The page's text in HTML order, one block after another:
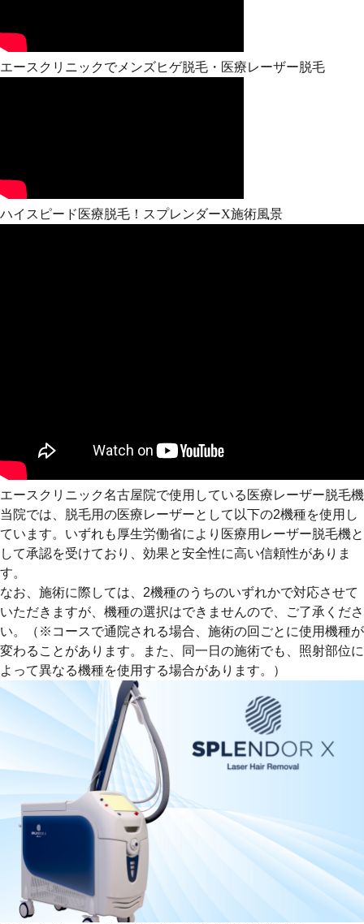
エースクリニックでメンズヒゲ脱毛・医療レーザー脱毛
ハイスピード医療脱毛！スプレンダーX施術風景
エースクリニック名古屋院で使用している医療レーザー脱毛機
当院では、脱毛用の医療レーザーとして以下の2機種を使用し
ています。いずれも厚生労働省により医療用レーザー脱毛機と
して承認を受けており、効果と安全性に高い信頼性がありま
す。
なお、施術に際しては、2機種のうちのいずれかで対応させて
いただきますが、機種の選択はできませんので、ご了承くださ
い。（※コースで通院される場合、施術の回ごとに使用機種が
変わることがあります。また、同一日の施術でも、照射部位に
よって異なる機種を使用する場合があります。）